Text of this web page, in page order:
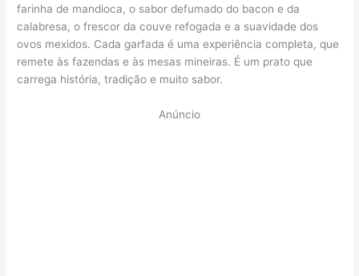
farinha de mandioca, o sabor defumado do bacon e da
calabresa, o frescor da couve refogada e a suavidade dos
ovos mexidos. Cada garfada é uma experiência completa, que
remete às fazendas e às mesas mineiras. É um prato que
carrega história, tradição e muito sabor.
Anúncio